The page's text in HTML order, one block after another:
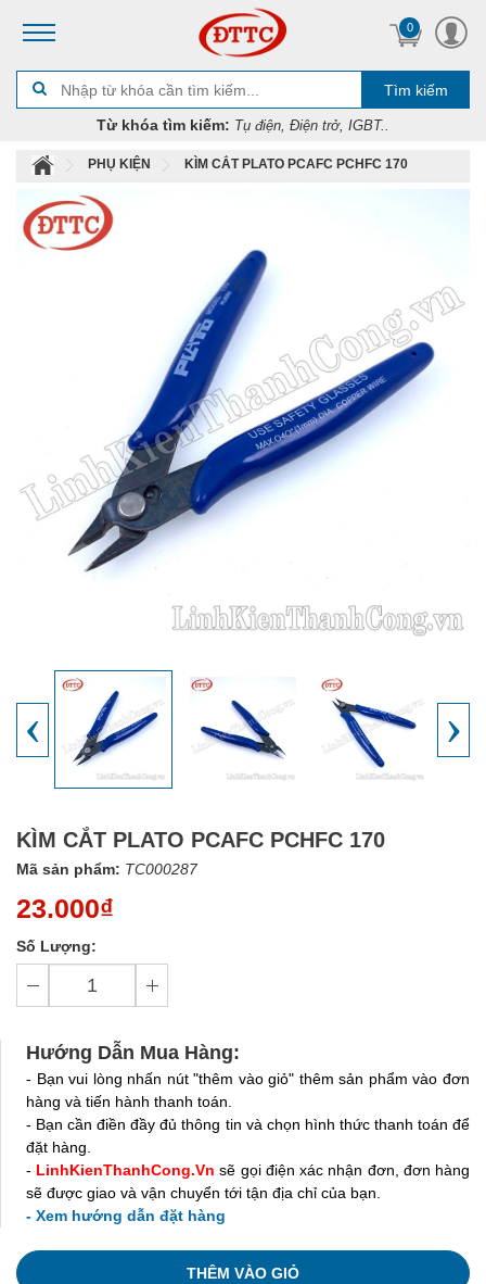
0
Tìm kiếm
Từ khóa tìm kiếm: Tụ điện, Điện trở, IGBT..
PHỤ KIỆN KÌM CẮT PLATO PCAFC PCHFC 170
‹ ›
KÌM CẮT PLATO PCAFC PCHFC 170
Mã sản phẩm: TC000287
23.000₫
Số Lượng:
Hướng Dẫn Mua Hàng:
- Bạn vui lòng nhấn nút "thêm vào giỏ" thêm sản phẩm vào đơn
hàng và tiến hành thanh toán.
- Bạn cần điền đầy đủ thông tin và chọn hình thức thanh toán để
đặt hàng.
- LinhKienThanhCong.Vn sẽ gọi điện xác nhận đơn, đơn hàng
sẽ được giao và vận chuyển tới tận địa chỉ của bạn.
- Xem hướng dẫn đặt hàng
THÊM VÀO GIỎ